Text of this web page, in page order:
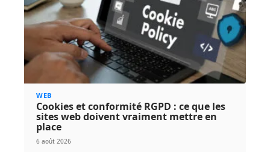
WEB
Cookies et conformité RGPD : ce que les
sites web doivent vraiment mettre en
place
6 août 2026